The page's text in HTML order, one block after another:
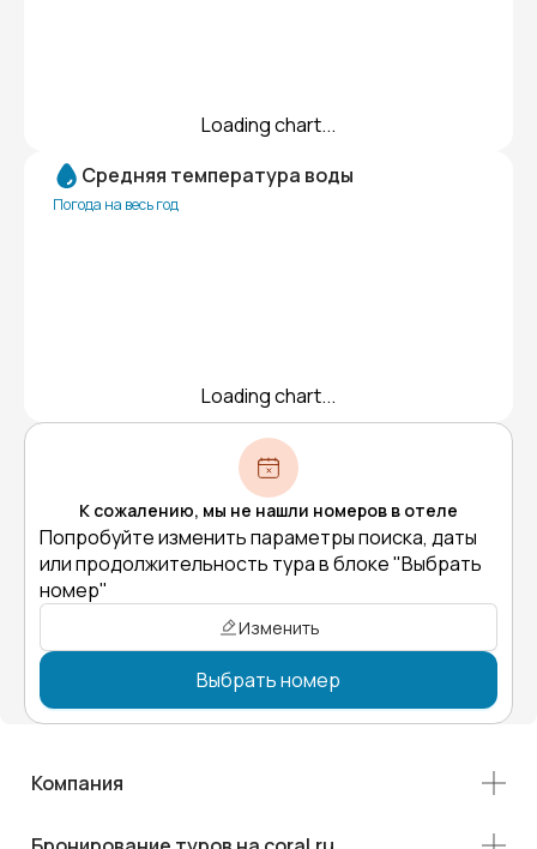
Loading chart...
Средняя температура воды
Погода на весь год
Loading chart...
К сожалению, мы не нашли номеров в отеле
Попробуйте изменить параметры поиска, даты
или продолжительность тура в блоке "Выбрать
номер"
Изменить
Выбрать номер
Компания